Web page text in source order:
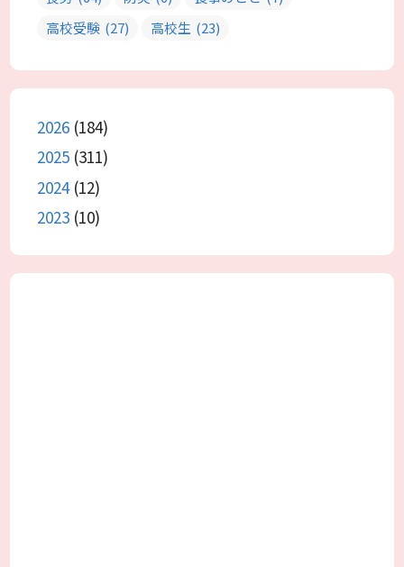
高校受験 (27) 高校生 (23)
2026 (184)
2025 (311)
2024(12)
2023 (10)